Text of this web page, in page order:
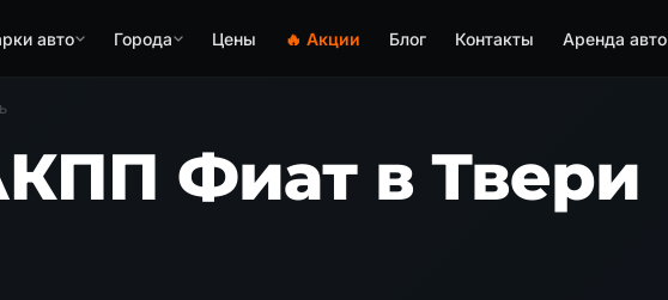
авто Города Цены 🔥 Акции Блог Контакты Аренда авто
Фиат в Твери